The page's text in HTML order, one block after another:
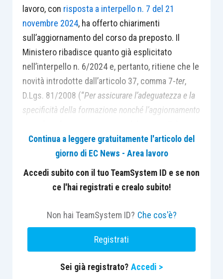
lavoro, con risposta a interpello n. 7 del 21
novembre 2024, ha offerto chiarimenti
sull’aggiornamento del corso da preposto. Il
Ministero ribadisce quanto già esplicitato
nell’interpello n. 6/2024 e, pertanto, ritiene che le
novità introdotte dall’articolo 37, comma 7-ter,
D.Lgs. 81/2008 (“Per assicurare l’adeguatezza e la
specificità della formazione nonché l’aggiornamento
relative attività formative devono essere svolte
interamente con modalità in presenza e devono
essere ripetute con cadenza almeno biennale e
comunque ogni qualvolta sia reso necessario in
nuovi rischi ”), siano subordinate all’adozione del
nuovo accordo in sede di Conferenza
permanente per i rapporti tra lo Stato, le Regioni e
le Province autonome di Trento e di Bolzano.
Continua a leggere gratuitamente l'articolo del
giorno di EC News - Area lavoro
Accedi subito con il tuo TeamSystem ID e se non
ce l'hai registrati e crealo subito!
Non hai TeamSystem ID? Che cos'è?
Registrati
Sei già registrato? Accedi >